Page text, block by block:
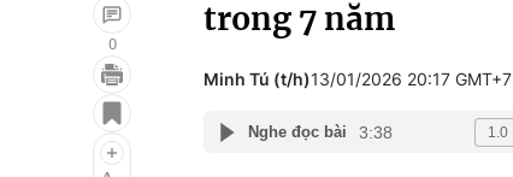
Điện ảnh
Du lịch
0
trong 7 năm
Minh Tú (t/h)13/01/2026 20:17 GMT+7
Nghe đọc bài 3:38